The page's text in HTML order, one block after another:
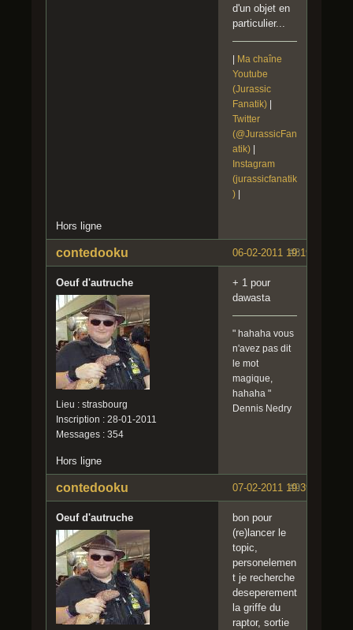
d'un objet en
particulier...
| Ma chaîne
Youtube
(Jurassic
Fanatik) |
Twitter
(@JurassicFan
atik) |
Instagram
(jurassicfanatik
) |
Hors ligne
#8
06-02-2011 19:19:18
contedooku
Oeuf d'autruche
Lieu : strasbourg
Inscription : 28-01-2011
Messages : 354
+ 1 pour
dawasta
" hahaha vous
n'avez pas dit
le mot
magique,
hahaha "
Dennis Nedry
Hors ligne
#9
07-02-2011 19:39:00
contedooku
Oeuf d'autruche
bon pour
(re)lancer le
topic,
personelemen
t je recherche
deseperement
la griffe du
raptor, sortie